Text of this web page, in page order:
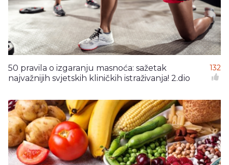
50 pravila o izgaranju masnoća: sažetak
najvažnijih svjetskih kliničkih istraživanja! 2.dio
132